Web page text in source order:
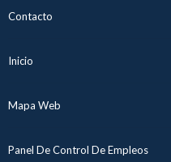
Contacto
Inicio
Mapa Web
Panel De Control De Empleos